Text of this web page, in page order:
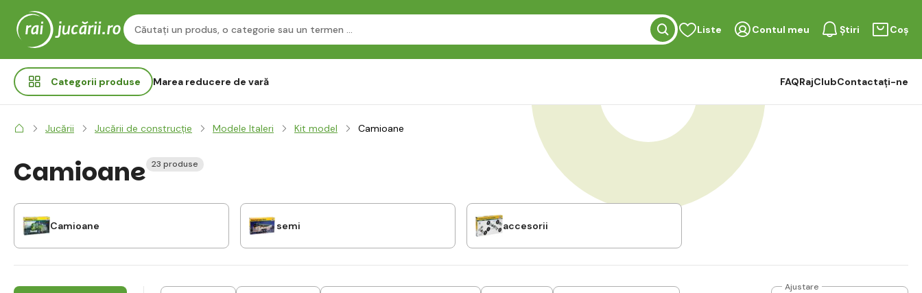
Liste Contul meu Știri Coș
Categorii produse Marea reducere de vară FAQRajClubContactați-ne
Jucării Jucării de construcție Modele Italeri Kit model Camioane
Camioane 23 produse
Camioane semi accesorii
Ajustare